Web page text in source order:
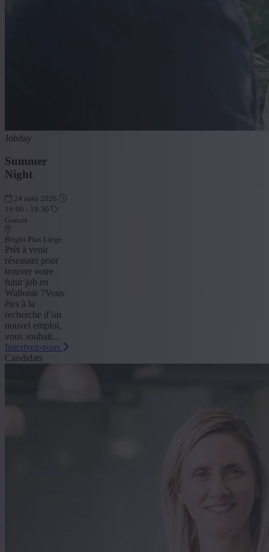
Jobday
Summer
Night
24 août 2026
16:00 - 18:30
Gratuit
Bright Plus Liège
Prêt à venir
réseauter pour
trouver votre
futur job en
Wallonie ?Vous
êtes à la
recherche d’un
nouvel emploi,
vous souhait...
Inscrivez-vous
Candidats